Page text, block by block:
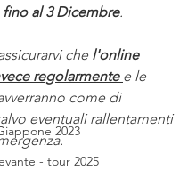
2023
- tour 2025
al 3 Dicembre.
che l'online
regolarmente e le
come di
eventuali rallentamenti